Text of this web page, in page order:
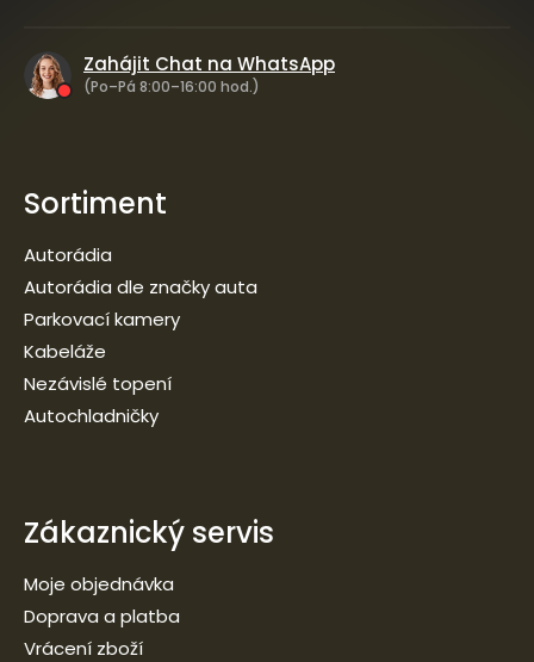
Zahájit Chat na WhatsApp
(Po–Pá 8:00–16:00 hod.)
Sortiment
Autorádia
Autorádia dle značky auta
Parkovací kamery
Kabeláže
Nezávislé topení
Autochladničky
Zákaznický servis
Moje objednávka
Doprava a platba
Vrácení zboží